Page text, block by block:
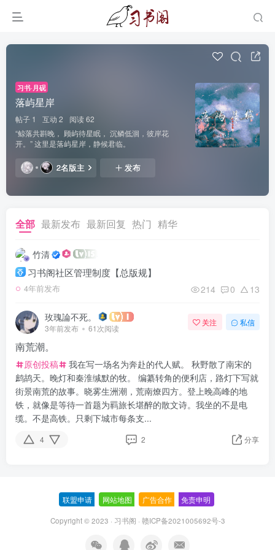
习书·月砚
落屿星岸
帖子 1 互动 2
阅读 62
“鲸落共斟晚， 顾屿待星眠， 沉鳞低洄，彼岸花
开。” 这里是落屿星岸，静候君临。
2名版主 发布
全部 最新发布 最新回复 热门 精华
竹清
习书阁社区管理制度【总版规】
4年前发布 214 0 13
玫瑰論不死。
3年前发布 61次阅读
关注 私信
南荒潮。
原创投稿
我在写一场名为奔赴的代人赋。 秋野散了南宋的
鹧鸪天。晚灯和秦淮缄默的牧。 编纂转角的便利店，路灯下写就
街景南荒的故事。晓雾生洲潮，荒南燎四方。登上晚高峰的地
铁，就像是等待一首题为羁旅长堪醉的散文诗。我坐的不是电
缆。不是高铁。只剩下城市每条支...
4 2 分享
联盟申请 网站地图 广告合作 免责申明
Copyright © 2023 · 习书阁 · 赣ICP备2021005692号-3